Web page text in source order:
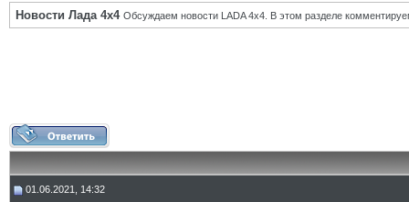
Новости Лада 4х4 Обсуждаем новости LADA 4x4. В этом разделе
01.06.2021, 14:32